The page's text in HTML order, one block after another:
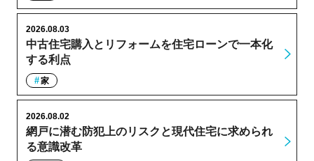
中古住宅購入とリフォームを住宅ローンで一本化
する利点
2026.08.03
家
網戸に潜む防犯上のリスクと現代住宅に求められ
る意識改革
2026.08.02